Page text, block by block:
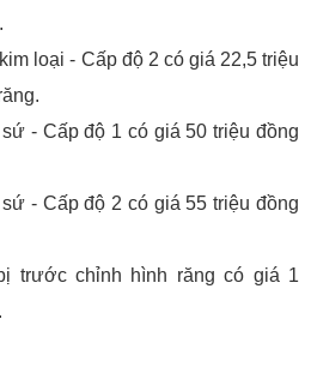
loại - Cấp độ 2 có giá 22,5 triệu
- Cấp độ 1 có giá 50 triệu đồng
- Cấp độ 2 có giá 55 triệu đồng
trước chỉnh hình răng có giá 1